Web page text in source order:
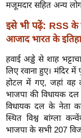
या
सा
हि
ज
ग
त
ऑ
टो
व
मजूमदार सहित अन्य
इसे भी पढ़ें: RSS के
आजाद भारत के
हवाई अड्डे से शाह
लिए रवाना हुए। मंदिर
होटल में गए, जहां वह
भाजपा की विधायक
विधायक दल के नेता
स्थित विश्व बांग्ला
भाजपा के सभी 207